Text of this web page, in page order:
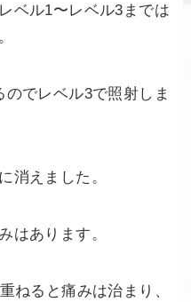
ベル1〜レベル3までは
でレベル3で照射しま
消えました。
はあります。
ねると痛みは治まり、